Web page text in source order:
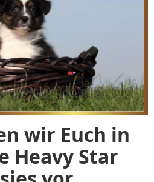
wir Euch in
Heavy Star